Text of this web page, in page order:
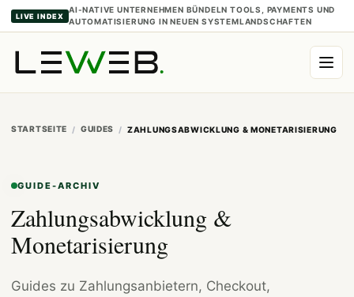
LIVE INDEX
AI-NATIVE UNTERNEHMEN BÜNDELN TOOLS, PAYMENTS UND
AUTOMATISIERUNG IN NEUEN SYSTEMLANDSCHAFTEN
STARTSEITE GUIDES ZAHLUNGSABWICKLUNG & MONETARISIERUNG
GUIDE-ARCHIV
Zahlungsabwicklung &
Monetarisierung
Guides zu Zahlungsanbietern, Checkout,